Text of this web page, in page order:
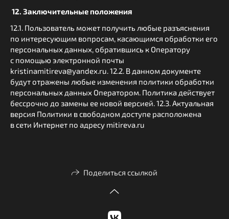
12. Заключительные положения
12.1. Пользователь может получить любые разъяснения
по интересующим вопросам, касающимся обработки его
персональных данных, обратившись к Оператору
с помощью электронной почты
kristinamitireva@yandex.ru. 12.2. В данном документе
будут отражены любые изменения политики обработки
персональных данных Оператором. Политика действует
бессрочно до замены ее новой версией. 12.3. Актуальная
версия Политики в свободном доступе расположена
в сети Интернет по адресу mitireva.ru
Поделиться ссылкой